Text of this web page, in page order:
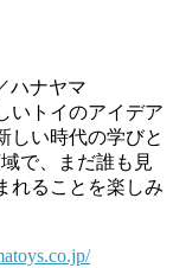
ハナヤマ
いトイのアイデア
しい時代の学びと
で、まだ誰も見
れることを楽しみ